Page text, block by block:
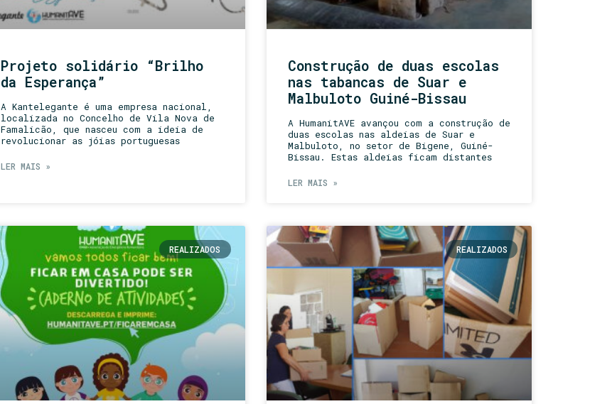
Projeto solidário “Brilho
da Esperança”
A Kantelegante é uma empresa nacional,
localizada no Concelho de Vila Nova de
Famalicão, que nasceu com a ideia de
revolucionar as jóias portuguesas
LER MAIS »
Construção de duas escolas
nas tabancas de Suar e
Malbuloto Guiné-Bissau
A HumanitAVE avançou com a construção de
duas escolas nas aldeias de Suar e
Malbuloto, no setor de Bigene, Guiné-
Bissau. Estas aldeias ficam distantes
LER MAIS »
REALIZADOS REALIZADOS